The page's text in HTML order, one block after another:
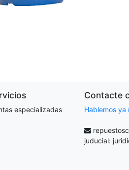
especializadas
Contacte
Hablemos ya
juducial: